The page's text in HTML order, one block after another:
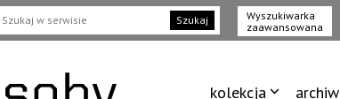
Szukaj
Wyszukiwarka
zaawansowana
kolekcja